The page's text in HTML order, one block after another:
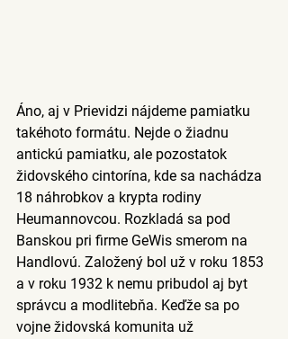
Áno, aj v Prievidzi nájdeme pamiatku
takéhoto formátu. Nejde o žiadnu
antickú pamiatku, ale pozostatok
židovského cintorína, kde sa nachádza
18 náhrobkov a krypta rodiny
Heumannovcou. Rozkladá sa pod
Banskou pri firme GeWis smerom na
Handlovú. Založený bol už v roku 1853
a v roku 1932 k nemu pribudol aj byt
správcu a modlitebňa. Keďže sa po
vojne židovská komunita už